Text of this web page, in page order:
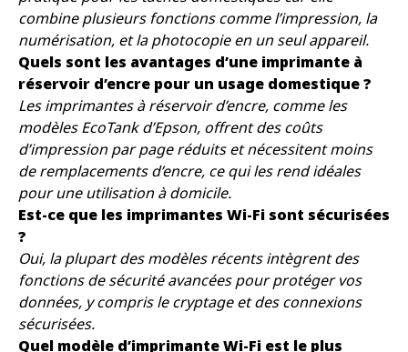
combine plusieurs fonctions comme l’impression, la
numérisation, et la photocopie en un seul appareil.
Quels sont les avantages d’une imprimante à
réservoir d’encre pour un usage domestique ?
Les imprimantes à réservoir d’encre, comme les
modèles EcoTank d’Epson, offrent des coûts
d’impression par page réduits et nécessitent moins
de remplacements d’encre, ce qui les rend idéales
pour une utilisation à domicile.
Est-ce que les imprimantes Wi-Fi sont sécurisées
?
Oui, la plupart des modèles récents intègrent des
fonctions de sécurité avancées pour protéger vos
données, y compris le cryptage et des connexions
sécurisées.
Quel modèle d’imprimante Wi-Fi est le plus